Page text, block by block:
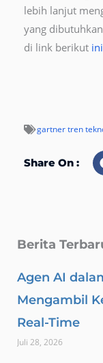
lebih lanjut
yang
di link berikut ini
gartner tren
Share On :
Berita
Agen AI
Mengambil
Real-Time
Juli 28, 2026